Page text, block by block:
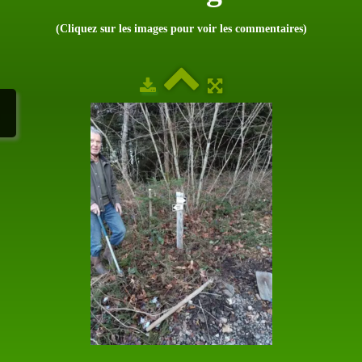
(Cliquez sur les images pour voir les commentaires)